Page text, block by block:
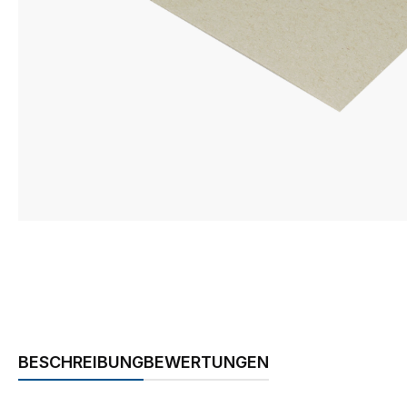
BESCHREIBUNGBEWERTUNGEN